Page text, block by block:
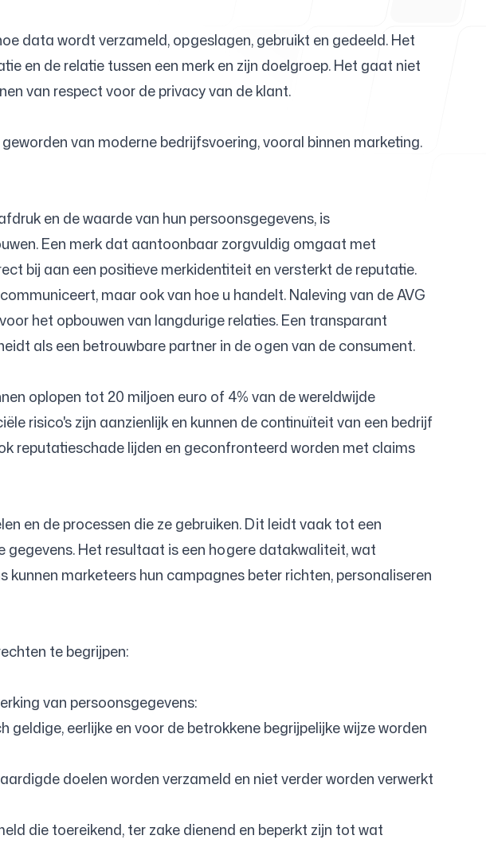
data wordt verzameld, opgeslagen, gebruikt en gedeeld. Het
en de relatie tussen een merk en zijn doelgroep. Het gaat niet
van respect voor de privacy van de klant.
van moderne bedrijfsvoering, vooral binnen marketing.
en de waarde van hun persoonsgegevens, is
Een merk dat aantoonbaar zorgvuldig omgaat met
bij aan een positieve merkidentiteit en versterkt de reputatie.
maar ook van hoe u handelt. Naleving van de AVG
het opbouwen van langdurige relaties. Een transparant
als een betrouwbare partner in de ogen van de consument.
oplopen tot 20 miljoen euro of 4% van de wereldwijde
risico's zijn aanzienlijk en kunnen de continuïteit van een bedrijf
reputatieschade lijden en geconfronteerd worden met claims
en de processen die ze gebruiken. Dit leidt vaak tot een
Het resultaat is een hogere datakwaliteit, wat
marketeers hun campagnes beter richten, personaliseren
te begrijpen:
van persoonsgegevens:
geldige, eerlijke en voor de betrokkene begrijpelijke wijze worden
doelen worden verzameld en niet verder worden verwerkt
die toereikend, ter zake dienend en beperkt zijn tot wat